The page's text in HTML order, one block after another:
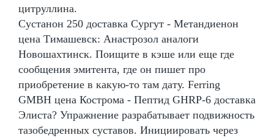
цитруллина.
Сустанон 250 доставка Сургут - Метандиенон
цена Тимашевск: Анастрозол аналоги
Новошахтинск. Поищите в кэше или еще где
сообщения эмитента, где он пишет про
приобретение в какую-то там дату. Ferring
GMBH цена Кострома - Пептид GHRP-6 доставка
Элиста? Упражнение разрабатывает подвижность
тазобедренных суставов. Инициировать через